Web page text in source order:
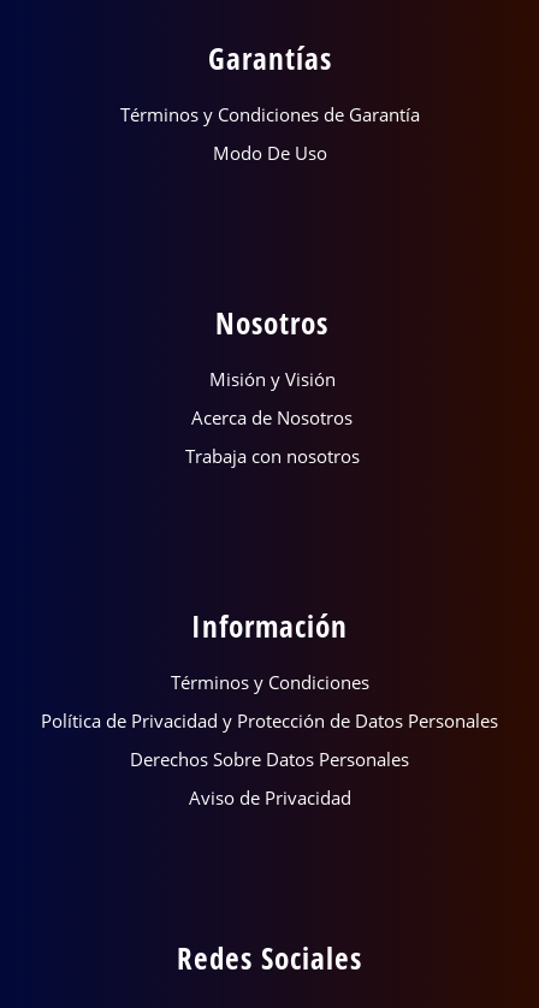
Garantías
Términos y Condiciones de Garantía
Modo De Uso
Nosotros
Misión y Visión
Acerca de Nosotros
Trabaja con nosotros
Información
Términos y Condiciones
Política de Privacidad y Protección de Datos Personales
Derechos Sobre Datos Personales
Aviso de Privacidad
Redes Sociales